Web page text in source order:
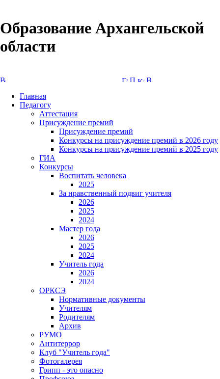
Образование Архангельской
области
Главная
Педагогу
Аттестация
Присуждение премий
Присуждение премий
Конкурсы на присуждение премий в 2026 году
Конкурсы на присуждение премий в 2025 году
ГИА
Конкурсы
Воспитать человека
2025
За нравственный подвиг учителя
2026
2025
2024
Мастер года
2026
2025
2024
Учитель года
2026
2024
ОРКСЭ
Нормативные документы
Учителям
Родителям
Архив
РУМО
Антитеррор
Клуб "Учитель года"
Фотогалерея
Грипп - это опасно